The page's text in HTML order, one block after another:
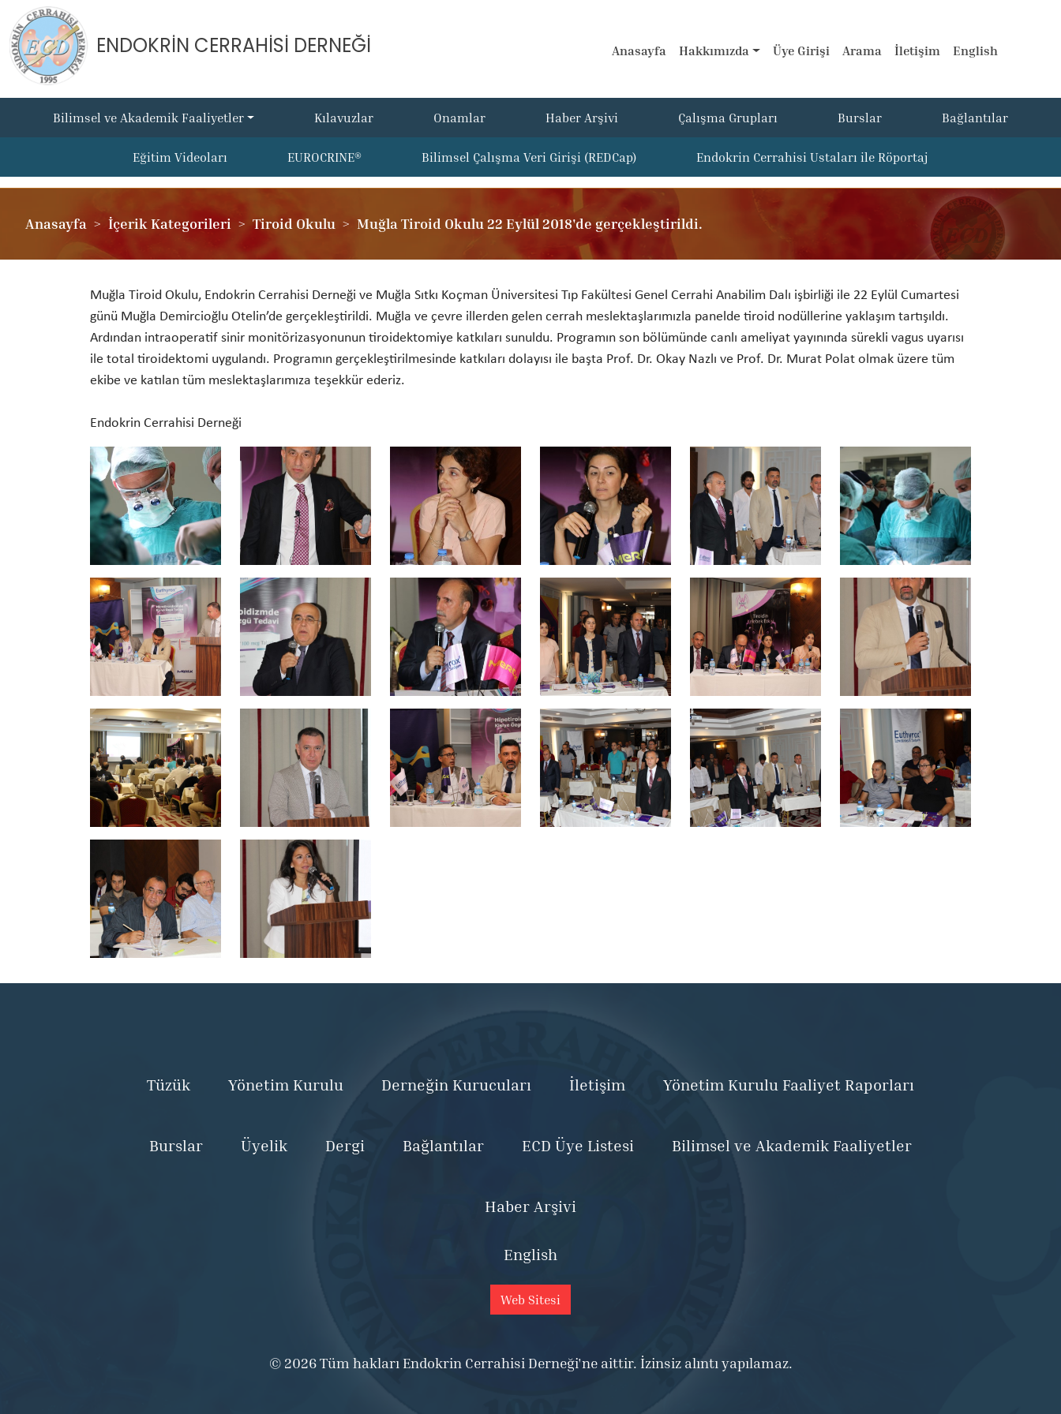
ENDOKRİN CERRAHİSİ DERNEĞİ Anasayfa Hakkımızda Üye Girişi Arama İletişim English
Bilimsel ve Akademik Faaliyetler Kılavuzlar Onamlar Haber Arşivi Çalışma Grupları Burslar Bağlantılar
Eğitim Videoları EUROCRINE® Bilimsel Çalışma Veri Girişi (REDCap) Endokrin Cerrahisi Ustaları ile Röportaj
Anasayfa İçerik Kategorileri Tiroid Okulu Muğla Tiroid Okulu 22 Eylül 2018'de gerçekleştirildi.
Muğla Tiroid Okulu, Endokrin Cerrahisi Derneği ve Muğla Sıtkı Koçman Üniversitesi Tıp Fakültesi Genel Cerrahi Anabilim Dalı işbirliği ile 22 Eylül Cumartesi
günü Muğla Demircioğlu Otelin’de gerçekleştirildi. Muğla ve çevre illerden gelen cerrah meslektaşlarımızla panelde tiroid nodüllerine yaklaşım tartışıldı.
Ardından intraoperatif sinir monitörizasyonunun tiroidektomiye katkıları sunuldu. Programın son bölümünde canlı ameliyat yayınında sürekli vagus uyarısı
ile total tiroidektomi uygulandı. Programın gerçekleştirilmesinde katkıları dolayısı ile başta Prof. Dr. Okay Nazlı ve Prof. Dr. Murat Polat olmak üzere tüm
ekibe ve katılan tüm meslektaşlarımıza teşekkür ederiz.
Endokrin Cerrahisi Derneği
Tüzük Yönetim Kurulu Derneğin Kurucuları İletişim Yönetim Kurulu Faaliyet Raporları
Burslar Üyelik Dergi Bağlantılar ECD Üye Listesi Bilimsel ve Akademik Faaliyetler
Haber Arşivi
English
Web Sitesi
© 2026 Tüm hakları Endokrin Cerrahisi Derneği'ne aittir. İzinsiz alıntı yapılamaz.